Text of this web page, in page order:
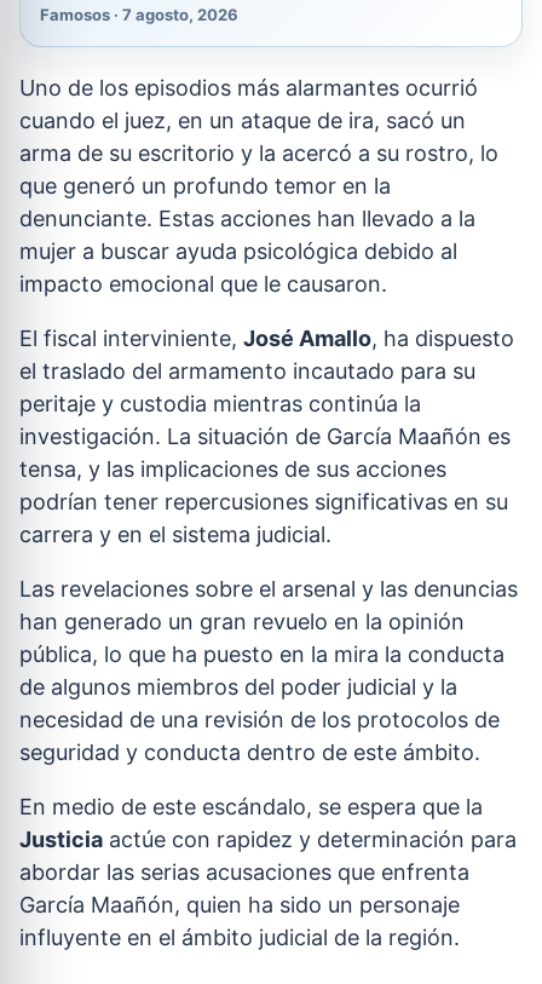
Famosos · 7 agosto, 2026
Uno de los episodios más alarmantes ocurrió
cuando el juez, en un ataque de ira, sacó un
arma de su escritorio y la acercó a su rostro, lo
que generó un profundo temor en la
denunciante. Estas acciones han llevado a la
mujer a buscar ayuda psicológica debido al
impacto emocional que le causaron.
El fiscal interviniente, José Amallo, ha dispuesto
el traslado del armamento incautado para su
peritaje y custodia mientras continúa la
investigación. La situación de García Maañón es
tensa, y las implicaciones de sus acciones
podrían tener repercusiones significativas en su
carrera y en el sistema judicial.
Las revelaciones sobre el arsenal y las denuncias
han generado un gran revuelo en la opinión
pública, lo que ha puesto en la mira la conducta
de algunos miembros del poder judicial y la
necesidad de una revisión de los protocolos de
seguridad y conducta dentro de este ámbito.
En medio de este escándalo, se espera que la
Justicia actúe con rapidez y determinación para
abordar las serias acusaciones que enfrenta
García Maañón, quien ha sido un personaje
influyente en el ámbito judicial de la región.